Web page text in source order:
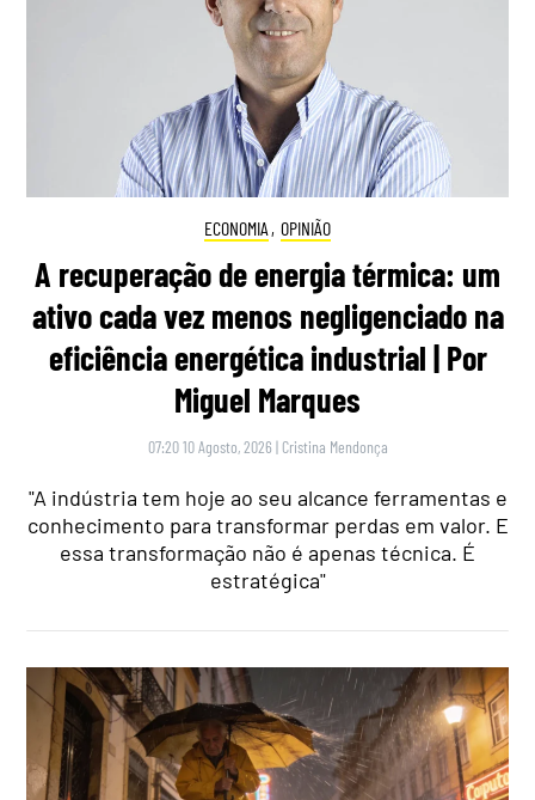
ECONOMIA , OPINIÃO
A recuperação de energia térmica: um
ativo cada vez menos negligenciado na
eficiência energética industrial | Por
Miguel Marques
07:20 10 Agosto, 2026 | Cristina Mendonça
"A indústria tem hoje ao seu alcance ferramentas e
conhecimento para transformar perdas em valor. E
essa transformação não é apenas técnica. É
estratégica"